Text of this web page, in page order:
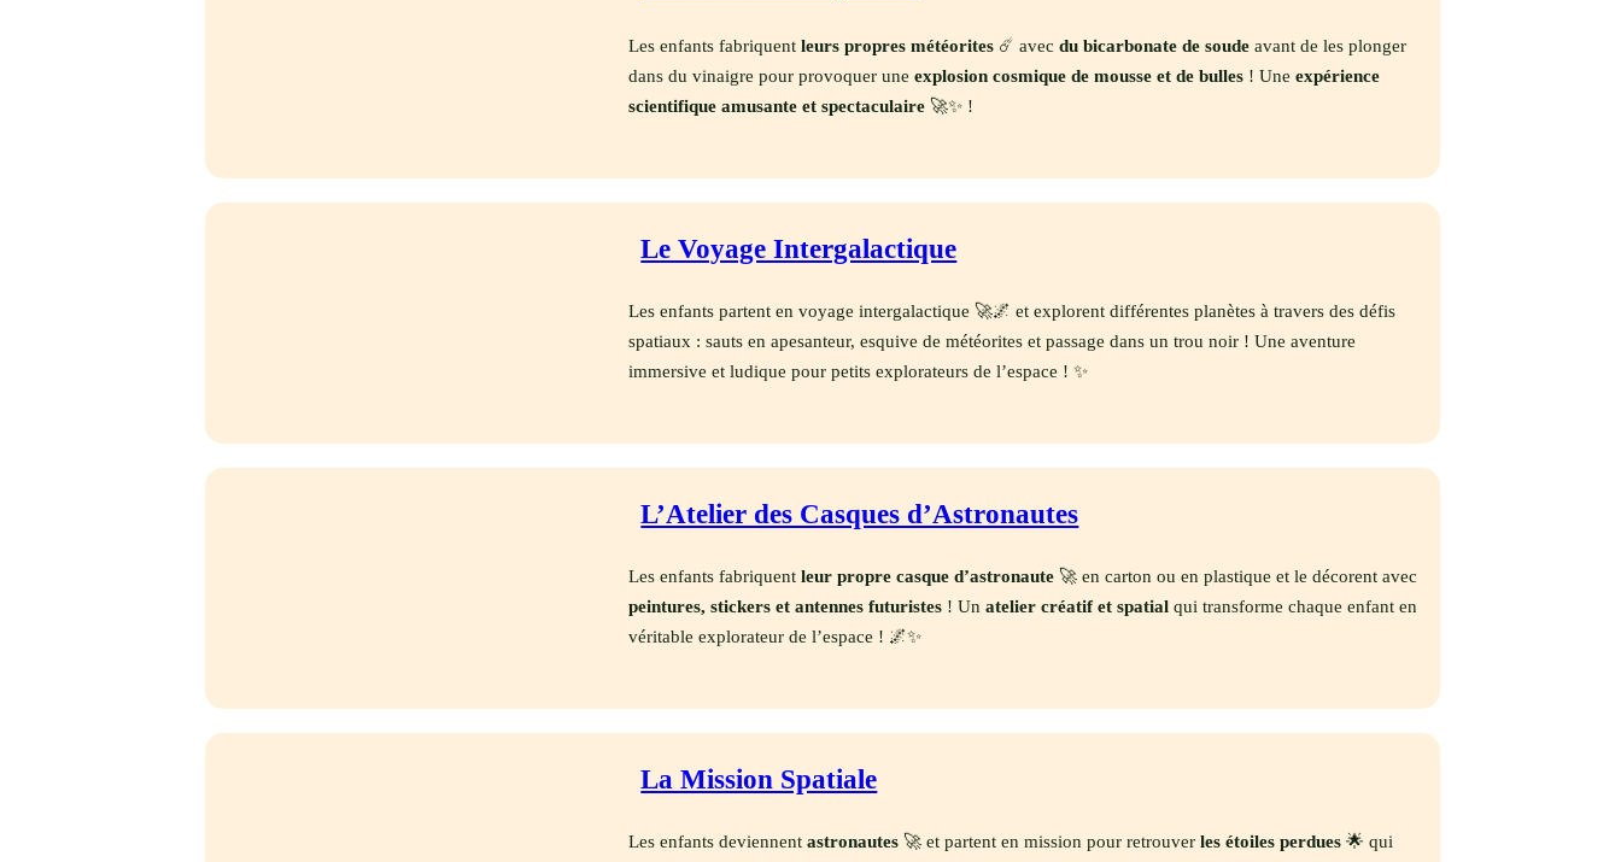
Les enfants fabriquentleurs propres météorites ☄️ avecdu bicarbonate de soude avant de les plonger
dans du vinaigre pour provoquer uneexplosion cosmique de mousse et de bulles ! Uneexpérience
scientifique amusante et spectaculaire 🚀✨ !
Le Voyage Intergalactique
Les enfants partent en voyage intergalactique 🚀🌌 et explorent différentes planètes à travers des défis
spatiaux : sauts en apesanteur, esquive de météorites et passage dans un trou noir ! Une aventure
immersive et ludique pour petits explorateurs de l’espace ! ✨
L’Atelier des Casques d’Astronautes
Les enfants fabriquentleur propre casque d’astronaute 🚀 en carton ou en plastique et le décorent avec
peintures, stickers et antennes futuristes ! Unatelier créatif et spatial qui transforme chaque enfant en
véritable explorateur de l’espace ! 🌌✨
La Mission Spatiale
Les enfants deviennentastronautes 🚀 et partent en mission pour retrouverles étoiles perdues 🌟 qui